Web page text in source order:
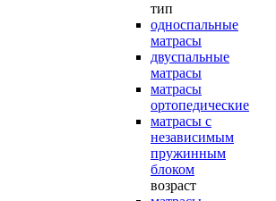
тип
односпальные
матрасы
двуспальные
матрасы
матрасы
ортопедические
матрасы с
независимым
пружинным
блоком
возраст